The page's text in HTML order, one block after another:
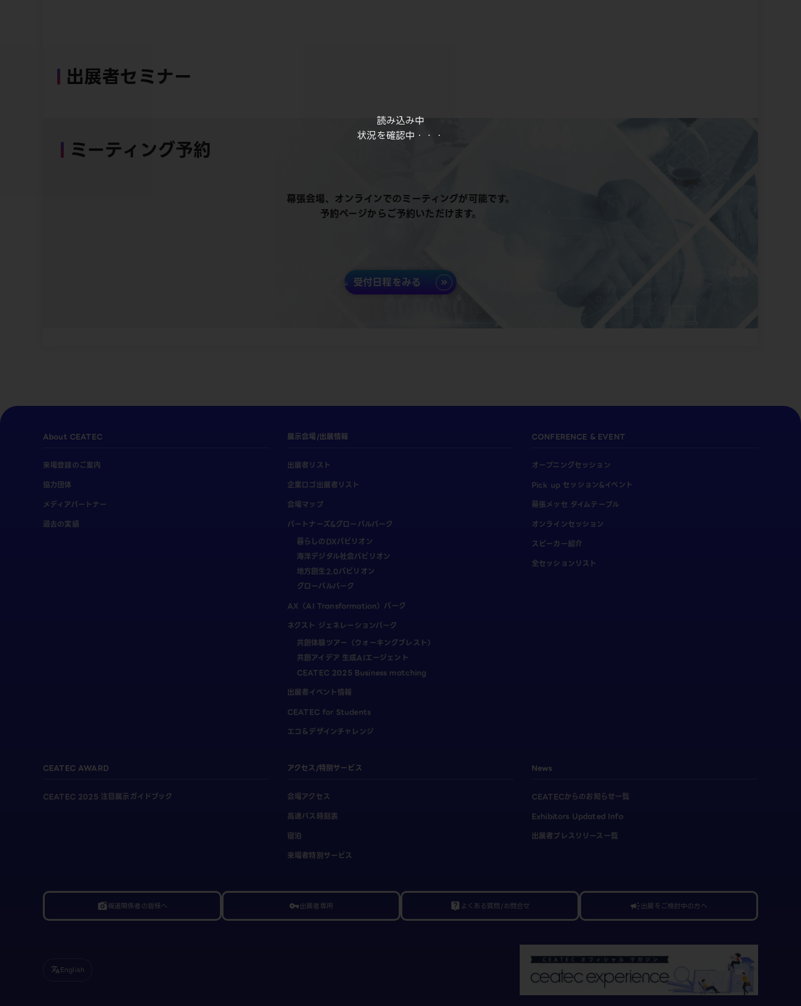
読み込み中
状況を確認中・・・
出展者セミナー
ミーティング予約
幕張会場、オンラインでのミーティングが可能です。
予約ページからご予約いただけます。
受付日程をみる
About CEATEC
来場登録のご案内
協力団体
メディアパートナー
過去の実績
展示会場/出展情報
出展者リスト
企業ロゴ出展者リスト
会場マップ
パートナーズ&グローバルパーク
暮らしのDXパビリオン
海洋デジタル社会パビリオン
地方創生2.0パビリオン
グローバルパーク
AX（AI Transformation）パーク
ネクスト ジェネレーションパーク
共創体験ツアー（ウォーキングブレスト）
共創アイデア 生成AIエージェント
CEATEC 2025 Business matching
出展者イベント情報
CEATEC for Students
エコ＆デザインチャレンジ
CONFERENCE & EVENT
オープニングセッション
Pick up セッション&イベント
幕張メッセ タイムテーブル
オンラインセッション
スピーカー紹介
全セッションリスト
CEATEC AWARD
CEATEC 2025 注目展示ガイドブック
アクセス/特別サービス
会場アクセス
高速バス時刻表
宿泊
来場者特別サービス
News
CEATECからのお知らせ一覧
Exhibitors Updated Info
出展者プレスリリース一覧
linked_camera報道関係者の皆様へ vpn_key出展者専用 live_help よくある質問/お問合せ campaign出展をご検討中の方へ
translateEnglish